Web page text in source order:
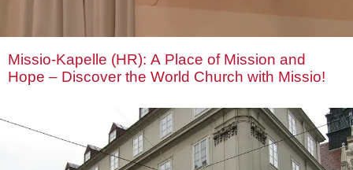
Missio-Kapelle (HR): A Place of Mission and
Hope – Discover the World Church with Missio!